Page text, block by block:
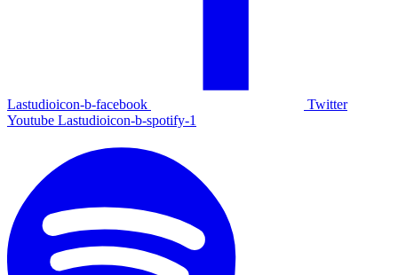
Lastudioicon-b-facebook
Twitter
Youtube Lastudioicon-b-spotify-1